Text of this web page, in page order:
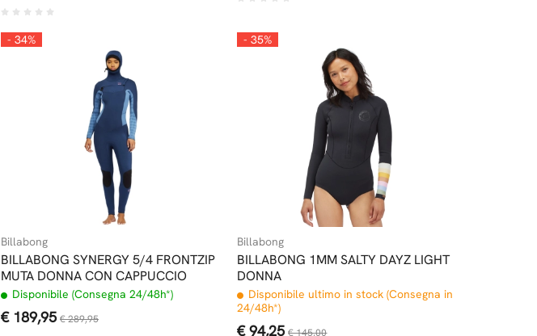
- 34%
Billabong
BILLABONG SYNERGY 5/4 FRONTZIP
MUTA DONNA CON CAPPUCCIO
Disponibile (Consegna 24/48h*)
€ 189,95 € 289,95
- 35%
Billabong
BILLABONG 1MM SALTY DAYZ LIGHT
DONNA
Disponibile ultimo in stock (Consegna in
24/48h*)
€ 94,25 € 145,00